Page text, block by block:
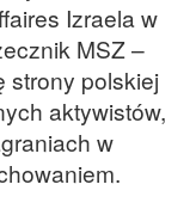
Izraela w
MSZ –
strony polskiej
aktywistów,
w